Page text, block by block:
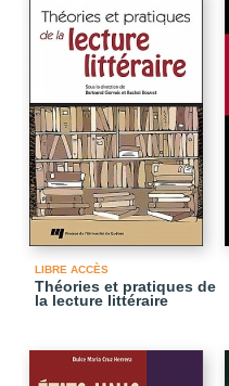
LIBRE ACCÈS
Théories et pratiques de
la lecture littéraire